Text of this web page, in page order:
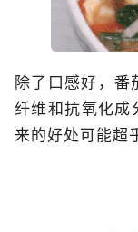
除了口感好，
纤维和抗氧化
来的好处可能超